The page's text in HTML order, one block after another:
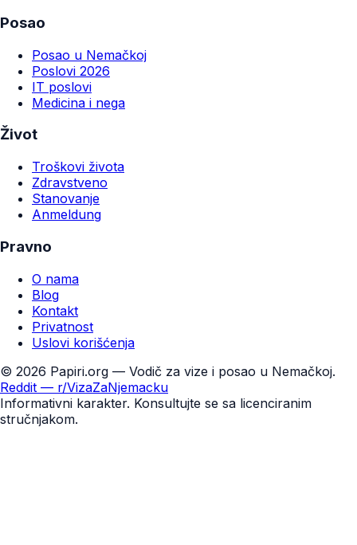
Posao
Posao u Nemačkoj
Poslovi 2026
IT poslovi
Medicina i nega
Život
Troškovi života
Zdravstveno
Stanovanje
Anmeldung
Pravno
O nama
Blog
Kontakt
Privatnost
Uslovi korišćenja
© 2026 Papiri.org — Vodič za vize i posao u Nemačkoj.
Reddit — r/VizaZaNjemacku
Informativni karakter. Konsultujte se sa licenciranim
stručnjakom.